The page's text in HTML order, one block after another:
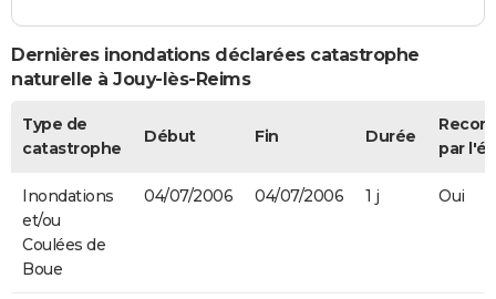
Dernières inondations déclarées catastrophe
naturelle à Jouy-lès-Reims
Type de
catastrophe
Début Fin Durée
par
Inondations
et/ou
Coulées de
Boue
04/07/2006 04/07/2006 1 j Oui